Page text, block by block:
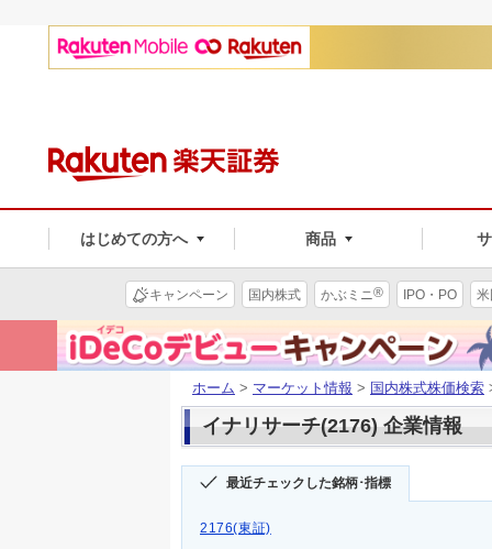
はじめての方へ 商品
キャンペーン 国内株式 かぶミニ® IPO・PO
ホーム > マーケット情報 > 国内株式株価検索
イナリサーチ(2176) 企業情報
最近チェックした銘柄･指標
2176(東証)